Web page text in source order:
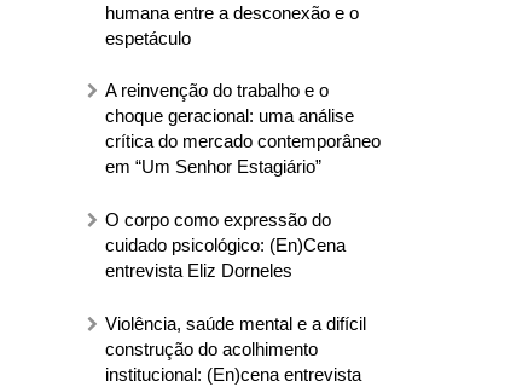
humana entre a desconexão e o
espetáculo
A reinvenção do trabalho e o
choque geracional: uma análise
crítica do mercado contemporâneo
em “Um Senhor Estagiário”
O corpo como expressão do
cuidado psicológico: (En)Cena
entrevista Eliz Dorneles
Violência, saúde mental e a difícil
construção do acolhimento
institucional: (En)cena entrevista